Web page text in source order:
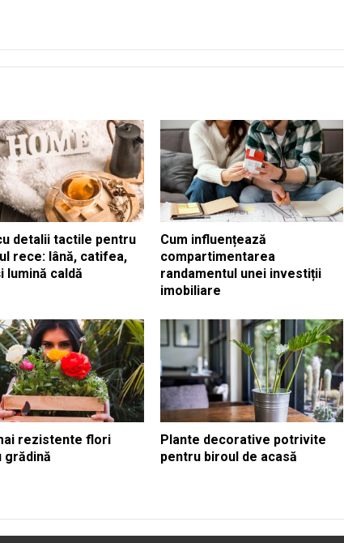
detalii tactile pentru
rece: lână, catifea,
lumină caldă
Cum influențează
compartimentarea
randamentul unei investiții
imobiliare
rezistente flori
grădină
Plante decorative potrivite
pentru biroul de acasă